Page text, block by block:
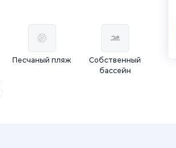
Песчаный пляж
Собственный
бассейн